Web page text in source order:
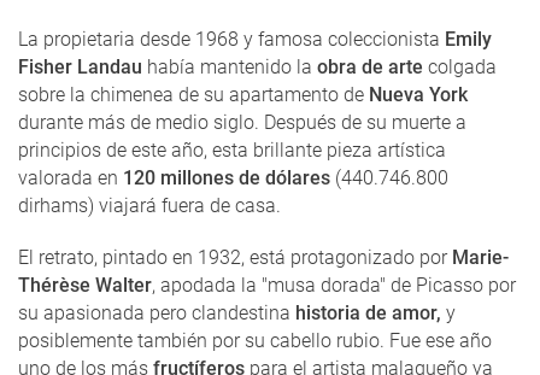
La propietaria desde 1968 y famosa coleccionista Emily
Fisher Landau había mantenido la obra de arte colgada
sobre la chimenea de su apartamento de Nueva York
durante más de medio siglo. Después de su muerte a
principios de este año, esta brillante pieza artística
valorada en 120 millones de dólares (440.746.800
dirhams) viajará fuera de casa.
El retrato, pintado en 1932, está protagonizado por Marie-
Thérèse Walter, apodada la "musa dorada" de Picasso por
su apasionada pero clandestina historia de amor, y
posiblemente también por su cabello rubio. Fue ese año
uno de los más fructíferos para el artista malagueño ya